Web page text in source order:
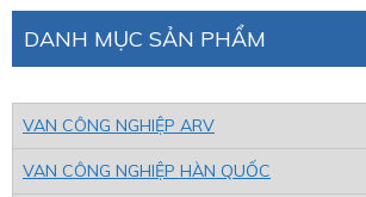
DANH MỤC SẢN PHẨM
VAN CÔNG NGHIỆP ARV
VAN CÔNG NGHIỆP HÀN QUỐC